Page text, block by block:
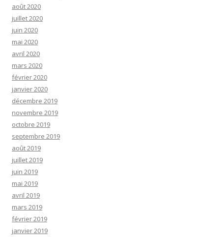
août 2020
juillet 2020
juin 2020
mai 2020
avril 2020
mars 2020
février 2020
janvier 2020
décembre 2019
novembre 2019
octobre 2019
septembre 2019
août 2019
juillet 2019
juin 2019
mai 2019
avril 2019
mars 2019
février 2019
janvier 2019